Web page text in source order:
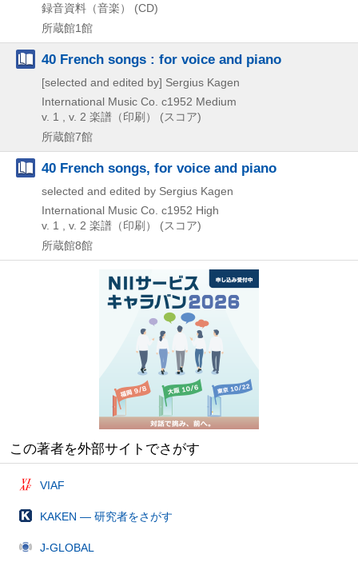
録音資料（音楽） (CD)
所蔵館1館
40 French songs : for voice and piano
[selected and edited by] Sergius Kagen
International Music Co. c1952 Medium
v. 1 , v. 2 楽譜（印刷） (スコア)
所蔵館7館
40 French songs, for voice and piano
selected and edited by Sergius Kagen
International Music Co. c1952 High
v. 1 , v. 2 楽譜（印刷） (スコア)
所蔵館8館
この著者を外部サイトでさがす
VIAF
KAKEN — 研究者をさがす
J-GLOBAL